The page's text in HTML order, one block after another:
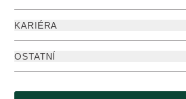
KARIÉRA
OSTATNÍ